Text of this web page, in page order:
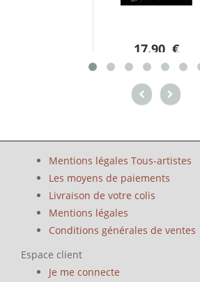
17.90 €
Mentions légales Tous-artistes
Les moyens de paiements
Livraison de votre colis
Mentions légales
Conditions générales de ventes
Espace client
Je me connecte